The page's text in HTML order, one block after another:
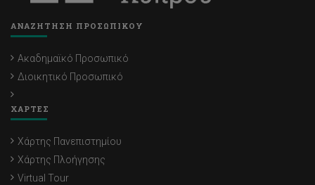
ΑΝΑΖΗΤΗΣΗ ΠΡΟΣΩΠΙΚΟΥ
Ακαδημαϊκό Προσωπικό
Διοικητικό Προσωπικό
ΧΑΡΤΕΣ
Χάρτης Πανεπιστημίου
Χάρτης Πλοήγησης
Virtual Tour